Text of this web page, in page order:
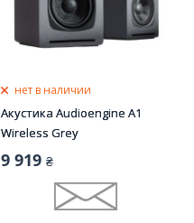
нет в наличии
Акустика Audioengine A1
Wireless Grey
9 919 ₴